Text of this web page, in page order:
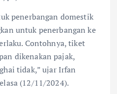
penerbangan domestik
untuk penerbangan ke
Contohnya, tiket
dikenakan pajak,
tidak,” ujar Irfan
(12/11/2024).